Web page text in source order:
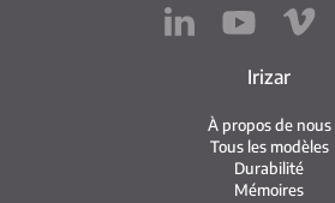
Irizar
À propos de nous
Tous les modèles
Durabilité
Mémoires